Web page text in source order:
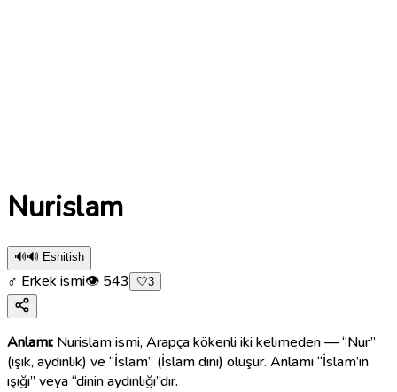
Nurislam
🔊🔊 Eshitish
♂ Erkek ismi👁 543 🤍3
Anlamı: Nurislam ismi, Arapça kökenli iki kelimeden — “Nur”
(ışık, aydınlık) ve “İslam” (İslam dini) oluşur. Anlamı “İslam’ın
ışığı” veya “dinin aydınlığı”dır.